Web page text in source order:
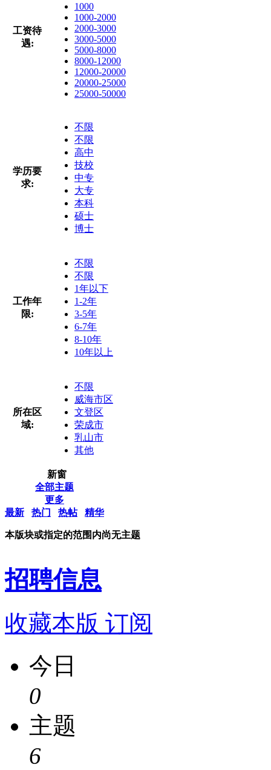
工资待
遇:
1000
1000-2000
2000-3000
3000-5000
5000-8000
8000-12000
12000-20000
20000-25000
25000-50000
学历要
求:
不限
不限
高中
技校
中专
大专
本科
硕士
博士
工作年
限:
不限
不限
1年以下
1-2年
3-5年
6-7年
8-10年
10年以上
所在区
域:
不限
威海市区
文登区
荣成市
乳山市
其他
新窗
全部主题
更多
最新
热门 热帖 精华
本版块或指定的范围内尚无主题
招聘信息
收藏本版 订阅
今日
0
主题
6